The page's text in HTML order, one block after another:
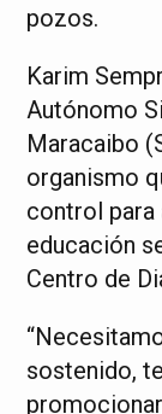
pozos.
Karim
Autónomo
Maracaibo
organismo
control para
educación
Centro de
sostenido,